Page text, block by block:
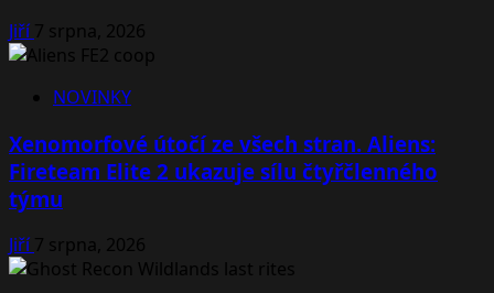
Jiří7 srpna, 2026
NOVINKY
Xenomorfové útočí ze všech stran. Aliens:
Fireteam Elite 2 ukazuje sílu čtyřčlenného
týmu
Jiří7 srpna, 2026